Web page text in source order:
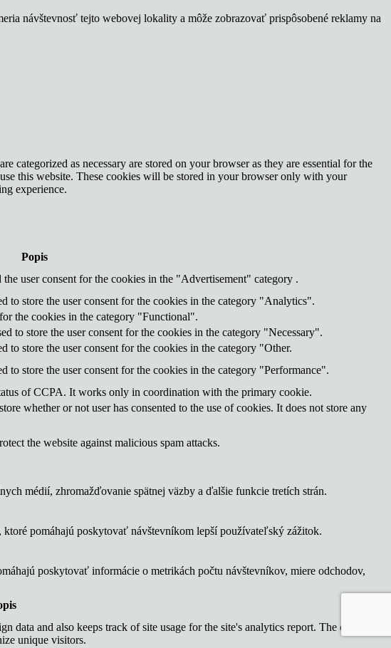
návštevnosť tejto webovej lokality a môže zobrazovať prispôsobené reklamy na
as necessary are stored on your browser as they are essential for the
this website. These cookies will be stored in your browser only with your
experience.
Popis
user consent for the cookies in the "Advertisement" category .
store the user consent for the cookies in the category "Analytics".
the cookies in the category "Functional".
to store the user consent for the cookies in the category "Necessary".
store the user consent for the cookies in the category "Other.
store the user consent for the cookies in the category "Performance".
of CCPA. It works only in coordination with the primary cookie.
whether or not user has consented to the use of cookies. It does not store any
the website against malicious spam attacks.
médií, zhromažďovanie spätnej väzby a ďalšie funkcie tretích strán.
pomáhajú poskytovať návštevníkom lepší používateľský zážitok.
poskytovať informácie o metrikách počtu návštevníkov, miere odchodov,
and also keeps track of site usage for the site's analytics report. The cookie
unique visitors.